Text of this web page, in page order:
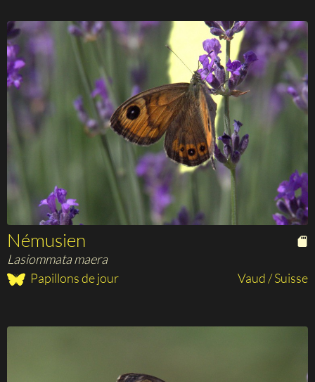
Némusien
Lasiommata maera
Papillons de jour
Vaud / Suisse